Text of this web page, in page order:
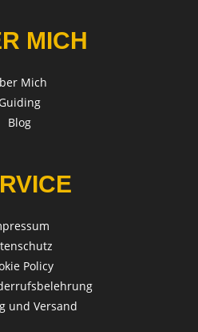
MICH
Mich
Blog
Policy
und Versand